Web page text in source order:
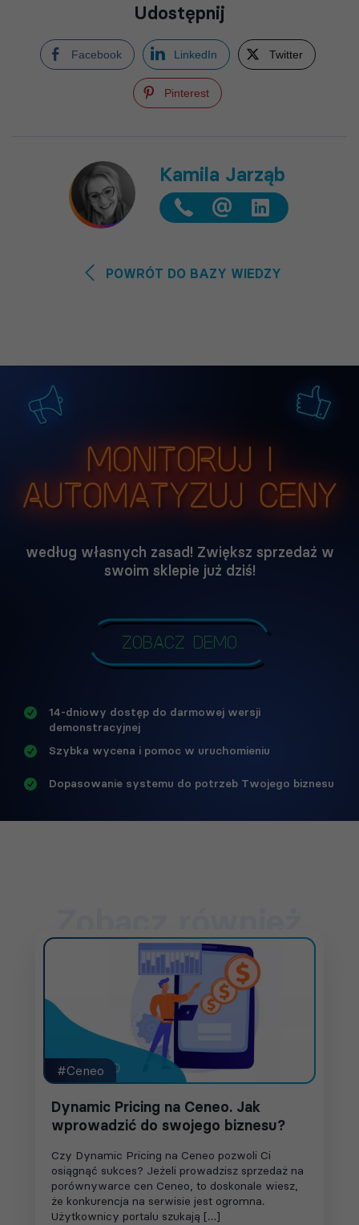
Udostępnij
Facebook LinkedIn Twitter
Pinterest
Kamila Jarząb
@
POWRÓT DO BAZY WIEDZY
Monitoruj i
automatyzuj ceny
według własnych zasad! Zwiększ sprzedaż w
swoim sklepie już dziś!
Zobacz demo
14-dniowy dostęp do darmowej wersji
demonstracyjnej
Szybka wycena i pomoc w uruchomieniu
Dopasowanie systemu do potrzeb Twojego biznesu
#Ceneo
Dynamic Pricing na Ceneo. Jak
wprowadzić do swojego biznesu?
Czy Dynamic Pricing na Ceneo pozwoli Ci
osiągnąć sukces? Jeżeli prowadzisz sprzedaż na
porównywarce cen Ceneo, to doskonale wiesz,
że konkurencja na serwisie jest ogromna.
Użytkownicy portalu szukają […]